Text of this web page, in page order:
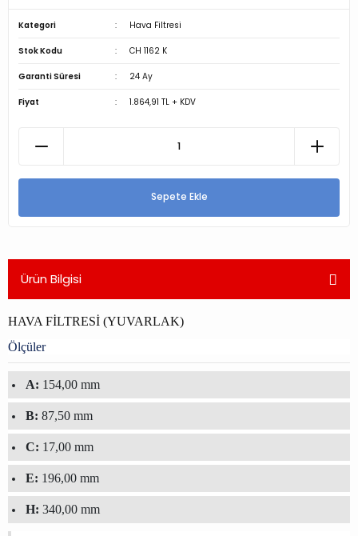
Kategori Hava Filtresi
Stok Kodu CH 1162 K
Garanti Süresi 24 Ay
Fiyat 1.864,91 TL + KDV
Sepete Ekle
Ürün Bilgisi
HAVA FİLTRESİ (YUVARLAK)
Ölçüler
A: 154,00 mm
B: 87,50 mm
C: 17,00 mm
E: 196,00 mm
H: 340,00 mm